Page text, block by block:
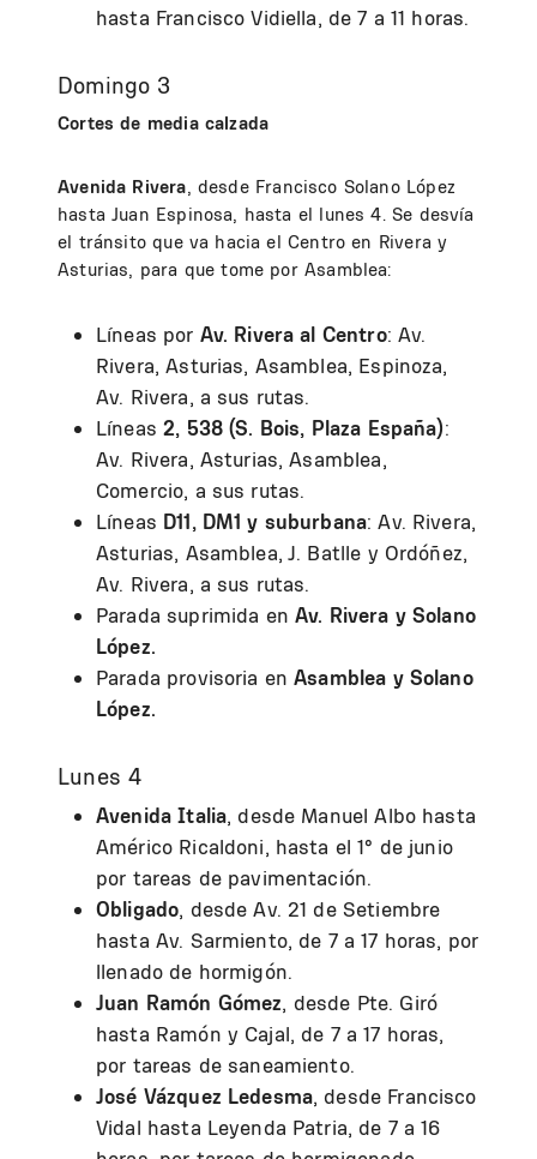
hasta Francisco Vidiella, de 7 a 11 horas.
Domingo 3
Cortes de media calzada
Avenida Rivera, desde Francisco Solano López
hasta Juan Espinosa, hasta el lunes 4. Se desvía
el tránsito que va hacia el Centro en Rivera y
Asturias, para que tome por Asamblea:
Líneas por Av. Rivera al Centro: Av.
Rivera, Asturias, Asamblea, Espinoza,
Av. Rivera, a sus rutas.
Líneas2, 538 (S. Bois, Plaza España):
Av. Rivera, Asturias, Asamblea,
Comercio, a sus rutas.
Líneas D11, DM1 y suburbana: Av. Rivera,
Asturias, Asamblea, J. Batlle y Ordóñez,
Av. Rivera, a sus rutas.
Parada suprimida enAv. Rivera y Solano
López.
Parada provisoria en Asamblea y Solano
López.
Lunes 4
Avenida Italia, desde Manuel Albo hasta
Américo Ricaldoni, hasta el 1° de junio
por tareas de pavimentación.
Obligado, desde Av. 21 de Setiembre
hasta Av. Sarmiento, de 7 a 17 horas, por
llenado de hormigón.
Juan Ramón Gómez, desde Pte. Giró
hasta Ramón y Cajal, de 7 a 17 horas,
por tareas de saneamiento.
José Vázquez Ledesma, desde Francisco
Vidal hasta Leyenda Patria, de 7 a 16